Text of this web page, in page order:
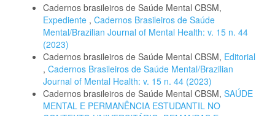
Cadernos brasileiros de Saúde Mental CBSM,
Expediente , Cadernos Brasileiros de Saúde
Mental/Brazilian Journal of Mental Health: v. 15 n. 44
(2023)
Cadernos brasileiros de Saúde Mental CBSM, Editorial
, Cadernos Brasileiros de Saúde Mental/Brazilian
Journal of Mental Health: v. 15 n. 44 (2023)
Cadernos brasileiros de Saúde Mental CBSM, SAÚDE
MENTAL E PERMANÊNCIA ESTUDANTIL NO